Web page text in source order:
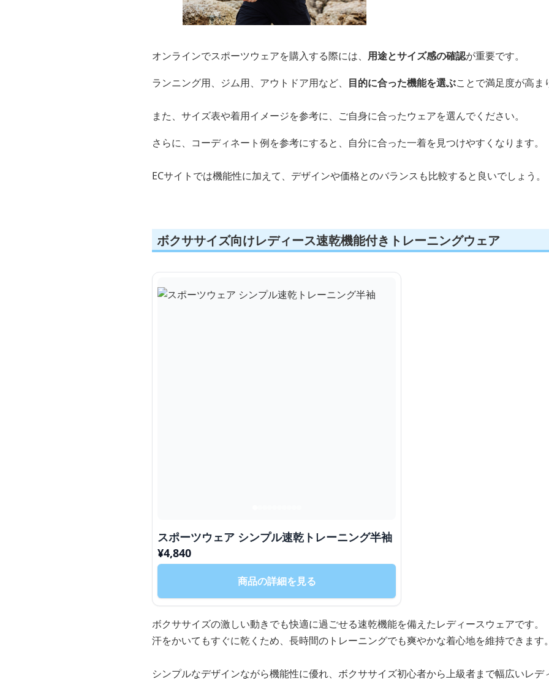
オンラインでスポーツウェアを購入する際には、 用途とサイズ感の確認が重要です。
ランニング用、ジム用、アウトドア用など、 目的に合った機能を選ぶことで満足度が高ま
また、サイズ表や着用イメージを参考に、ご自身に合ったウェアを選んでください。
さらに、コーディネート例を参考にすると、自分に合った一着を見つけやすくなります。
ECサイトでは機能性に加えて、デザインや価格とのバランスも比較すると良いでしょう。
ボクササイズ向けレディース速乾機能付きトレーニングウェア
スポーツウェア シンプル速乾トレーニング半袖
¥4,840
商品の詳細を見る
ボクササイズの激しい動きでも快適に過ごせる速乾機能を備えたレディースウェアです。
汗をかいてもすぐに乾くため、長時間のトレーニングでも爽やかな着心地を維持できます
シンプルなデザインながら機能性に優れ、ボクササイズ初心者から上級者まで幅広いレ